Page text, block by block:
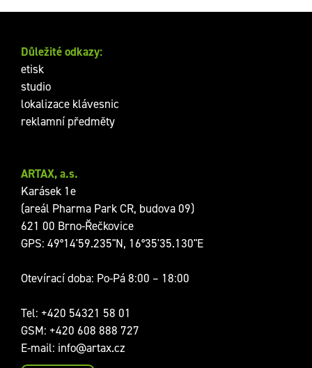
ARTAX, a.s.
Karásek 1e
(areál Pharma Park CR, budova 09)
621 00 Brno-Řečkovice
GPS: 49°14'59.235"N, 16°35'35.130"E
Otevírací doba: Po-Pá 8:00 – 18:00
Tel: +420 54321 58 01
GSM: +420 608 888 727
E-mail: info@artax.cz
Důležité odkazy:
etisk
studio
lokalizace klávesnic
reklamní předměty